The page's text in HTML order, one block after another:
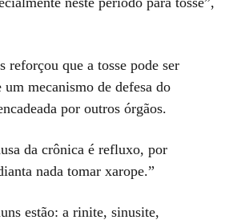
reforçou que a tosse pode ser
mecanismo de defesa do
por outros órgãos.
da crônica é refluxo, por
nada tomar xarope.”
estão: a rinite, sinusite,